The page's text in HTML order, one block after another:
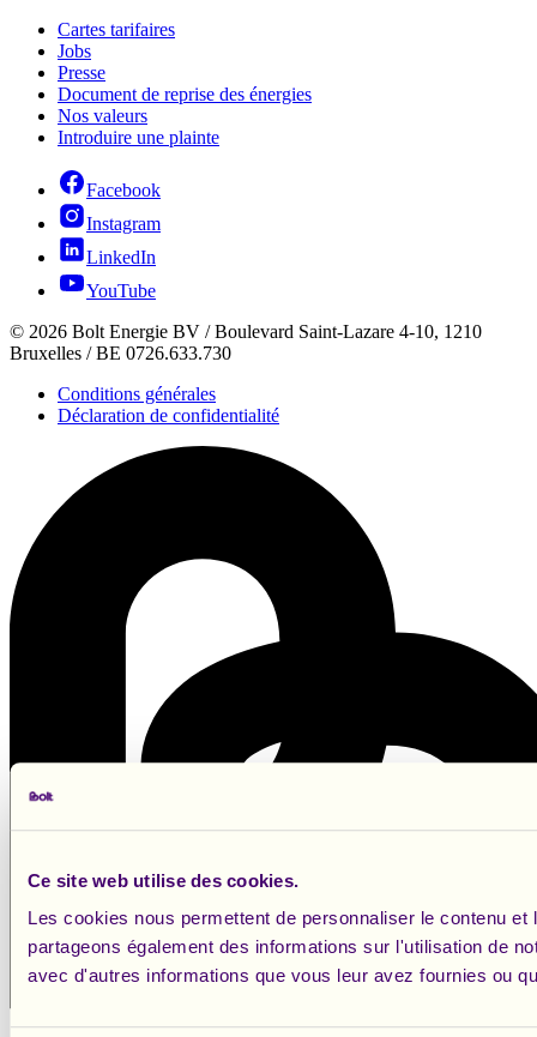
Ce site web utilise des cookies.
Les cookies nous permettent de personnaliser le contenu
partageons également des informations sur l'utilisation de
avec d'autres informations que vous leur avez fournies ou
Cartes tarifaires
Jobs
Presse
Document de reprise des énergies
Nos valeurs
Introduire une plainte
Facebook
Instagram
LinkedIn
YouTube
© 2026 Bolt Energie BV /Boulevard Saint-Lazare 4-10, 1210
Bruxelles / BE 0726.633.730
Conditions générales
Déclaration de confidentialité